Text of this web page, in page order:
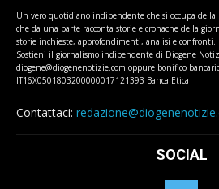
Un vero quotidiano indipendente che si occupa
che da una parte racconta storie e cronache della
storie inchieste, approfondimenti, analisi e confronti.
Sostieni il giornalismo indipendente di Diogene
diogene@diogenenotizie.com oppure bonifico
IT16X0501803200000017121393 Banca Etica
Contattaci:
SOCIAL